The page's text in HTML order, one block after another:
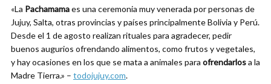
«La Pachamamaes una ceremonia muy venerada por personas de
Jujuy, Salta, otras provincias y países principalmente Bolivia y Perú.
Desde el 1 de agosto realizan rituales para agradecer, pedir
buenos augurios ofrendando alimentos, como frutos y vegetales,
y hay ocasiones en los que se mata a animales para ofrendarlosa la
Madre Tierra.» – todojujuy.com.